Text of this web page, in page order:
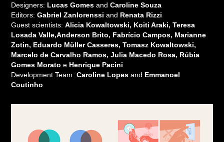
Designers: Lucas Gomes andCaroline Souza
Editors:Gabriel Zanlorenssi and Renata Rizzi
Guest scientists​​​​​​​:Alicia Kowaltowski, Koiti Araki, Teresa
Losada Valle,Anderson Brito, Fabrício Campos, Marianne
Zotin, Eduardo Müller Casseres, Tomasz Kowaltowski,
Marcelo de Carvalho Ramos, Julia Macedo Rosa, Rúbia
Gomes Morato e Henrique Pacini
Development Team:Caroline Lopesand Emmanoel
Coutinho